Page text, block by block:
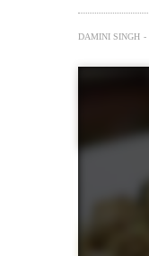
DAMINI SINGH